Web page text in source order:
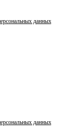
данных
данных